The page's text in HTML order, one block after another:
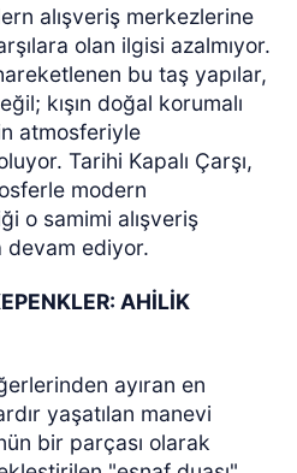
alışveriş merkezlerine
olan ilgisi azalmıyor.
bu taş yapılar,
kışın doğal korumalı
atmosferiyle
Tarihi Kapalı Çarşı,
modern
o samimi alışveriş
devam ediyor.
AHİLİK
ayıran en
yaşatılan manevi
bir parçası olarak